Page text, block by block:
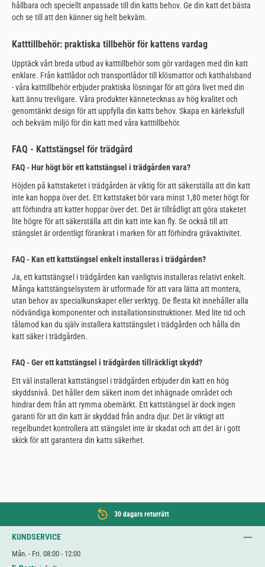
hållbara och speciellt anpassade till din katts behov. Ge din katt det bästa
och se till att den känner sig helt bekväm.
Katttillbehör: praktiska tillbehör för kattens vardag
Upptäck vårt breda utbud av katttillbehör som gör vardagen med din katt
enklare. Från kattlådor och transportlådor till klösmattor och katthalsband
- våra katttillbehör erbjuder praktiska lösningar för att göra livet med din
katt ännu trevligare. Våra produkter kännetecknas av hög kvalitet och
genomtänkt design för att uppfylla din katts behov. Skapa en kärleksfull
och bekväm miljö för din katt med våra katttillbehör.
FAQ - Kattstängsel för trädgård
FAQ - Hur högt bör ett kattstängsel i trädgården vara?
Höjden på kattstaketet i trädgården är viktig för att säkerställa att din katt
inte kan hoppa över det. Ett kattstaket bör vara minst 1,80 meter högt för
att förhindra att katter hoppar över det. Det är tillrådligt att göra staketet
lite högre för att säkerställa att din katt inte kan fly. Se också till att
stängslet är ordentligt förankrat i marken för att förhindra grävaktivitet.
FAQ - Kan ett kattstängsel enkelt installeras i trädgården?
Ja, ett kattstängsel i trädgården kan vanligtvis installeras relativt enkelt.
Många kattstängselsystem är utformade för att vara lätta att montera,
utan behov av specialkunskaper eller verktyg. De flesta kit innehåller alla
nödvändiga komponenter och installationsinstruktioner. Med lite tid och
tålamod kan du själv installera kattstängslet i trädgården och hålla din
katt säker i trädgården.
FAQ - Ger ett kattstängsel i trädgården tillräckligt skydd?
Ett väl installerat kattstängsel i trädgården erbjuder din katt en hög
skyddsnivå. Det håller dem säkert inom det inhägnade området och
hindrar dem från att rymma obemärkt. Ett kattstängsel är dock ingen
garanti för att din katt är skyddad från andra djur. Det är viktigt att
regelbundet kontrollera att stängslet inte är skadat och att det är i gott
skick för att garantera din katts säkerhet.
30 dagars returrätt
KUNDSERVICE
Mån. - Fri. 08:00 - 12:00